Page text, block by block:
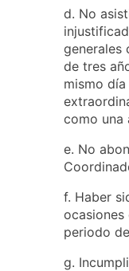
d. No
generales
de tres
mismo
como una
e. No
f. Haber
ocasiones
periodo
g.